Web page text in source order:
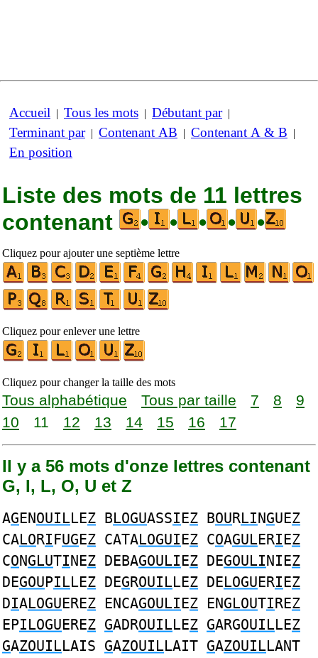
Accueil | Tous les mots | Débutant par|
Terminant par| Contenant AB | Contenant A & B |
En position
Liste des mots de 11 lettres
contenant
• • • • •
Cliquez pour ajouter une septième lettre
Cliquez pour enlever une lettre
Cliquez pour changer la taille des mots
Tous alphabétique Tous par taille 7 8
9
10
11 12 13 14 15 16 17
Il y a 56 mots d'onze lettres contenant
G, I, L, O, U et Z
AGENOUILLEZ BLOGUASSIEZ BOURLINGUEZ
CALORIFUGEZ CATALOGUIEZ COAGULERIEZ
CONGLUTINEZ DEBAGOULIEZ DEGOULINIEZ
DEGOUPILLEZ DEGROUILLEZ DELOGUERIEZ
DIALOGUEREZ ENCAGOULIEZ ENGLOUTIREZ
EPILOGUEREZ GADROUILLEZ GARGOUILLEZ
GAZOUILLAIS GAZOUILLAIT GAZOUILLANT